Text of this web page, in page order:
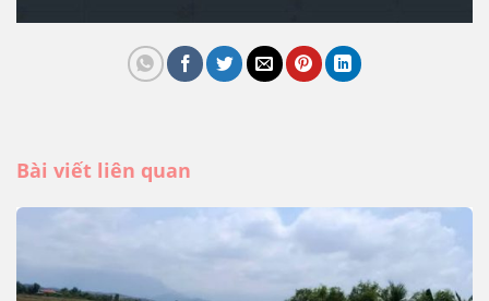
Bài viết liên quan